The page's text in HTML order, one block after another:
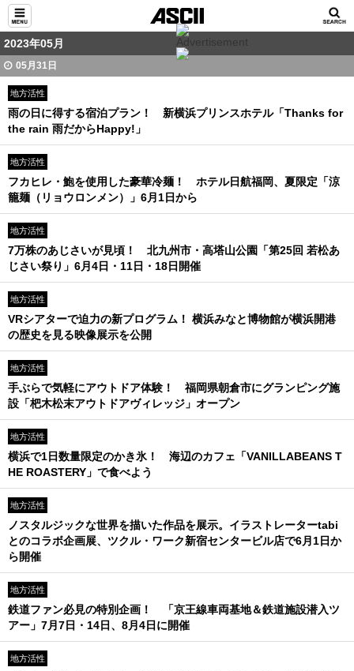
2023年05月
05月31日
地方活性
雨の日に得する宿泊プラン！ 新横浜プリンスホテル「Thanks for
the rain 雨だからHappy!」
地方活性
フカヒレ・鮑を使用した豪華冷麺！ ホテル日航福岡、夏限定「涼
籠麺（リョウロンメン）」6月1日から
地方活性
7万株のあじさいが見頃！ 北九州市・高塔山公園「第25回 若松あ
じさい祭り」6月4日・11日・18日開催
地方活性
VRシアターで迫力の新プログラム！ 横浜みなと博物館が横浜開港
の歴史を見る映像展示を公開
地方活性
手ぶらで気軽にアウトドア体験！ 福岡県朝倉市にグランピング施
設「杷木松末アウトドアヴィレッジ」オープン
地方活性
横浜で1日数量限定のかき氷！ 海辺のカフェ「VANILLABEANS T
HE ROASTERY」で食べよう
地方活性
ノスタルジックな世界を描いた作品を展示。イラストレーターtabi
とのコラボ企画展、ツクル・ワーク新宿センタービル店で6月1日か
ら開催
地方活性
鉄道ファン必見の特別企画！ 「京王線車両基地＆鉄道施設潜入ツ
アー」7月7日・14日、8月4日に開催
地方活性